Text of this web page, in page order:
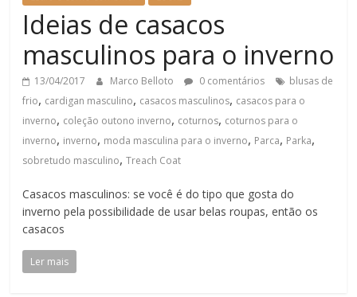
Ideias de casacos
masculinos para o inverno
13/04/2017 Marco Belloto 0 comentários
blusas de
frio, cardigan masculino, casacos masculinos, casacos para o
inverno, coleção outono inverno, coturnos, coturnos para o
inverno, inverno, moda masculina para o inverno, Parca, Parka,
sobretudo masculino,Treach Coat
Casacos masculinos: se você é do tipo que gosta do
inverno pela possibilidade de usar belas roupas, então os
casacos
Ler mais